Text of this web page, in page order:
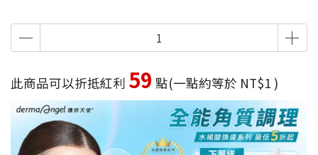
此商品可以折抵紅利 59 點(一點約等於 NT$1 )